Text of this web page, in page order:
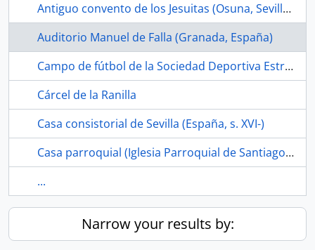
Antiguo convento de los Jesuitas (Osuna, Sevilla, España, s. XVII-)
Auditorio Manuel de Falla (Granada, España)
Campo de fútbol de la Sociedad Deportiva Estrella Bachillera (La Bachillera, Sevilla, España, ca.1968-1989)
Cárcel de la Ranilla
Casa consistorial de Sevilla (España, s. XVI-)
Casa parroquial (Iglesia Parroquial de Santiago el Mayor, Los Corrales, Sevilla, España)
...
Narrow your results by: